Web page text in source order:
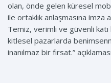
olan, önde gelen küresel
ile ortaklık anlaşmasına
Temiz, verimli ve güvenli
kitlesel pazarlarda
inanılmaz bir fırsat.”